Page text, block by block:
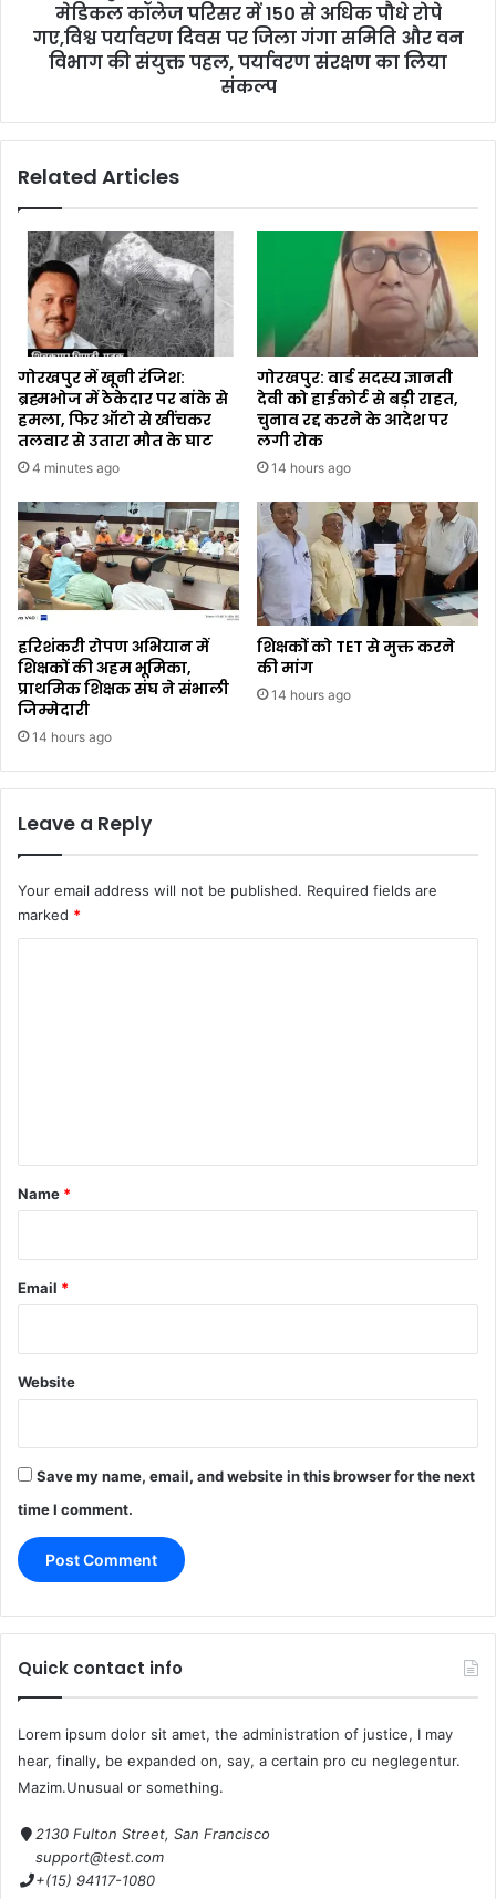
मेडिकल कॉलेज परिसर में 150 से अधिक पौधे रोपे
गए,विश्व पर्यावरण दिवस पर जिला गंगा समिति और वन
विभाग की संयुक्त पहल, पर्यावरण संरक्षण का लिया
संकल्प
Related Articles
गोरखपुर में खूनी रंजिश:
ब्रह्मभोज में ठेकेदार पर बांके से
हमला, फिर ऑटो से खींचकर
तलवार से उतारा मौत के घाट
4 minutes ago
गोरखपुर: वार्ड सदस्य ज्ञानती
देवी को हाईकोर्ट से बड़ी राहत,
चुनाव रद्द करने के आदेश पर
लगी रोक
14 hours ago
हरिशंकरी रोपण अभियान में
शिक्षकों की अहम भूमिका,
प्राथमिक शिक्षक संघ ने संभाली
जिम्मेदारी
14 hours ago
शिक्षकों को TET से मुक्त करने
की मांग
14 hours ago
Leave a Reply
Your email address will not be published. Required fields are
marked *
*
Name *
Email *
Website
Save my name, email, and website in this browser for the next
time I comment.
Quick contact info
Lorem ipsum dolor sit amet, the administration of justice, I may
hear, finally, be expanded on, say, a certain pro cu neglegentur.
Mazim.Unusual or something.
2130 Fulton Street, San Francisco
support@test.com
+(15) 94117-1080